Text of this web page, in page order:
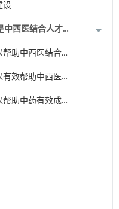
设
中西医结合人才
帮助中西医结合
有效帮助中西医
帮助中药有效成